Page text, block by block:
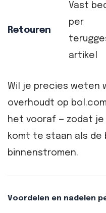
Retouren
Vast
per
artikel
Wil je precies weten
overhoudt op
het vooraf — zodat
komt te staan als de
binnenstromen.
Voordelen en nadelen